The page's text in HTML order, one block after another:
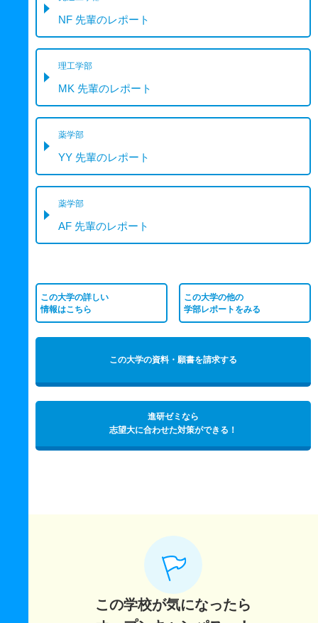
NF 先輩のレポート
理工学部
MK 先輩のレポート
薬学部
YY 先輩のレポート
薬学部
AF 先輩のレポート
この大学の詳しい
情報はこちら
この大学の他の
学部レポートをみる
この大学の資料・願書を請求する
進研ゼミなら
志望大に合わせた対策ができる！
この学校が気になったら